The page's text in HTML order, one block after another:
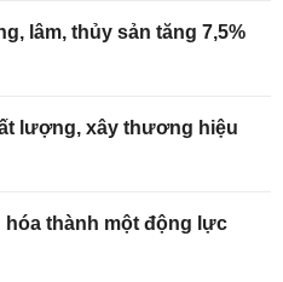
lâm, thủy sản tăng 7,5%
lượng, xây thương hiệu
hóa thành một động lực